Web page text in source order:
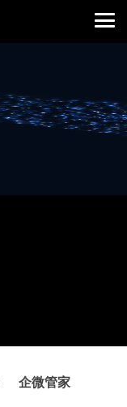
企微管家